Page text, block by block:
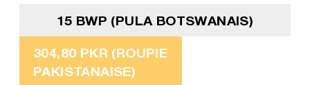
15 BWP (PULA BOTSWANAIS)
304,80 PKR (ROUPIE
PAKISTANAISE)